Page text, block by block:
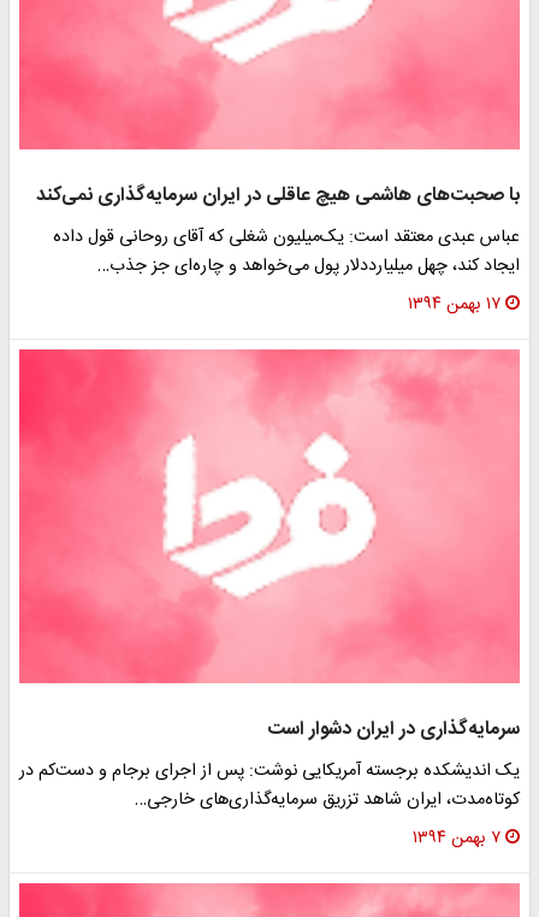
با صحبت‌های هاشمی هیچ عاقلی در ایران سرمایه‌گذاری نمی‌کند
عباس عبدی معتقد است: یک‌میلیون شغلی که آقای روحانی قول داده
ایجاد کند، چهل میلیارددلار پول می‌خواهد و چاره‌ای جز جذب…
۱۷ بهمن ۱۳۹۴
سرمایه‌گذاری در ایران دشوار است
یک اندیشکده برجسته آمریکایی نوشت: پس از اجرای برجام و دست‌کم در
کوتاه‌‌مدت، ایران شاهد تزریق سرمایه‌گذاری‌های خارجی…
۷ بهمن ۱۳۹۴